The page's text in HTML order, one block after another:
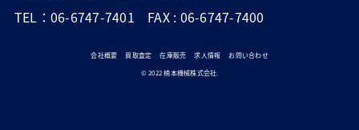
TEL：06-6747-7401 FAX : 06-6747-7400
会社概要 買取査定 在庫販売 求人情報
お問い合わせ
© 2022 楠本機械株式会社.